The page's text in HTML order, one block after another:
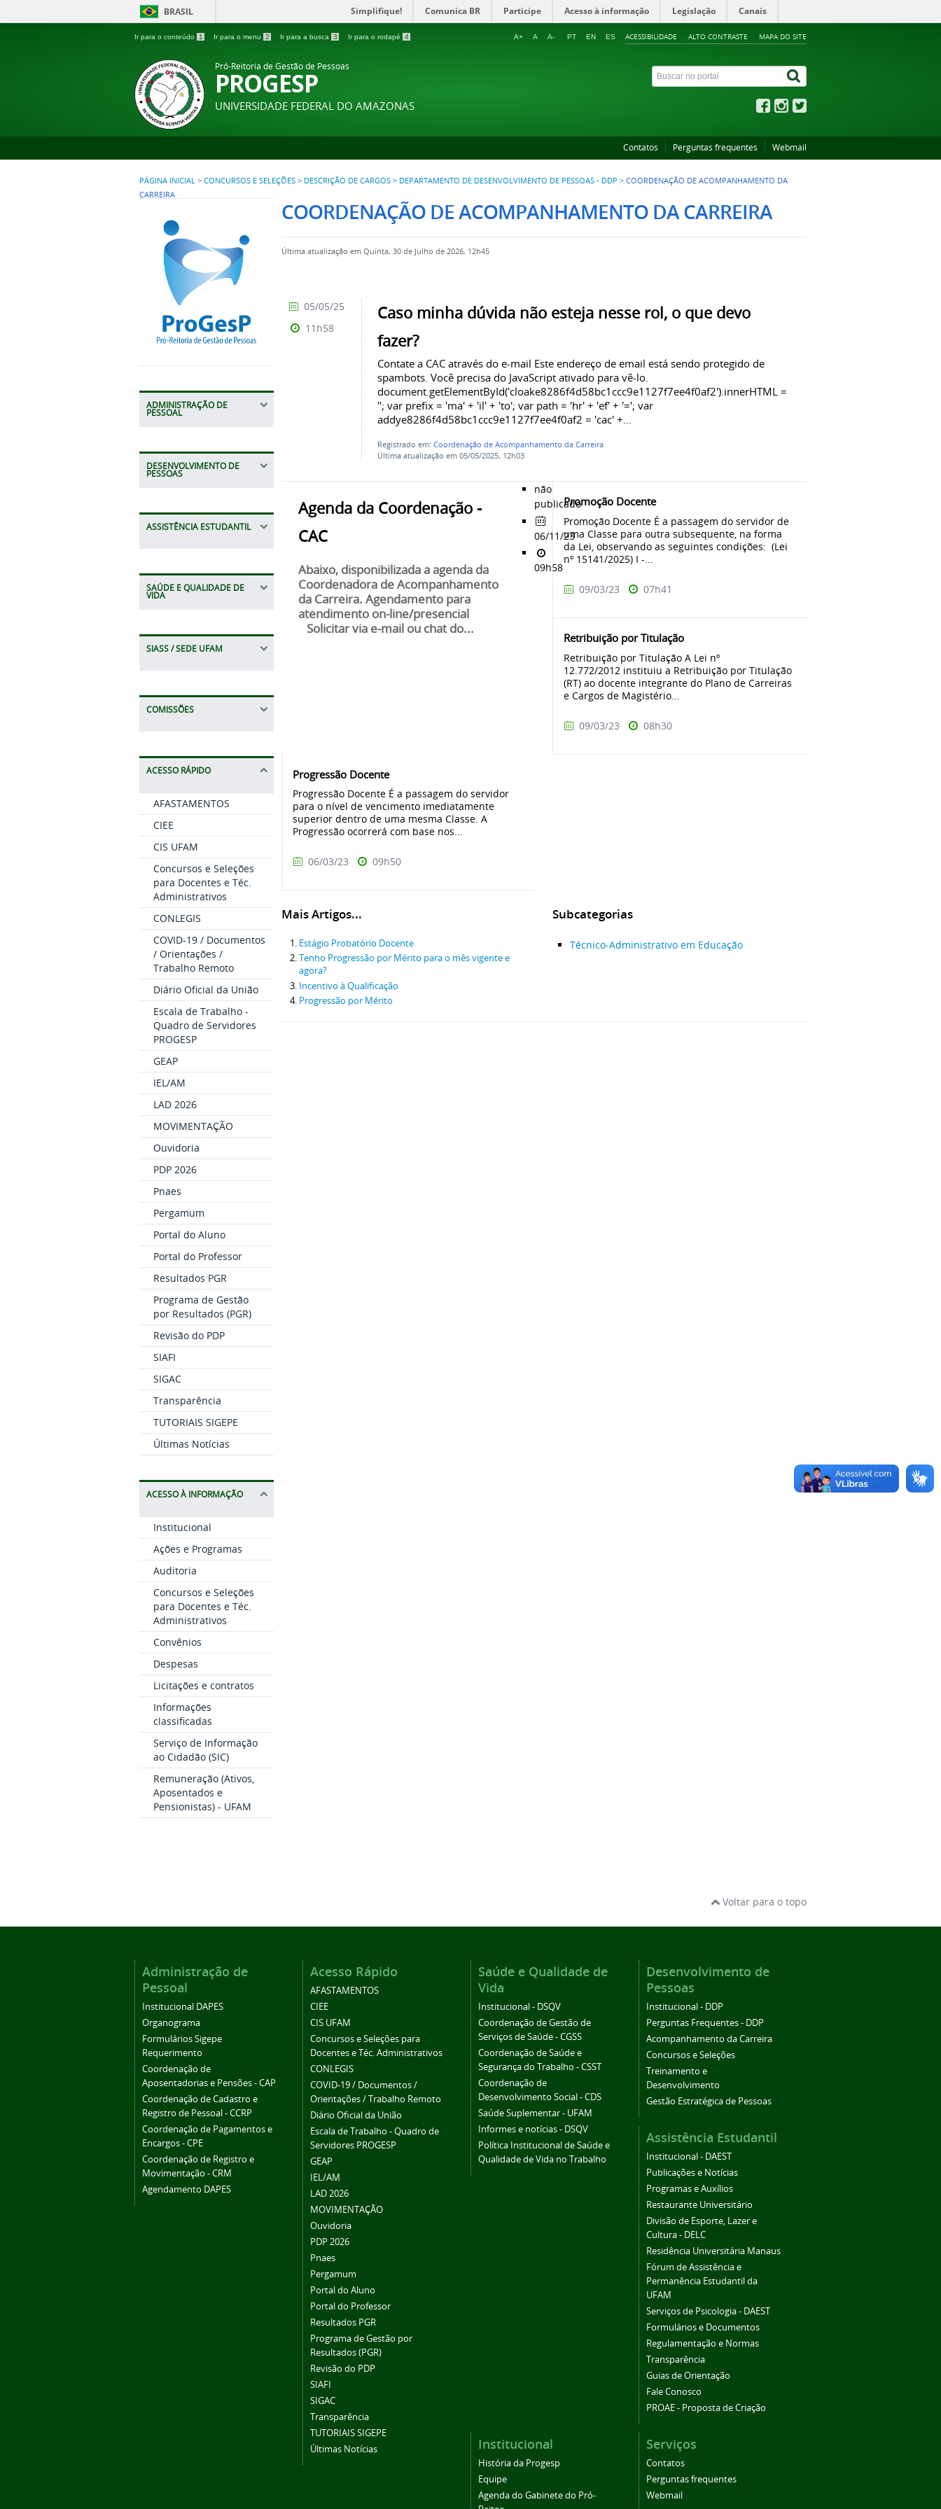
BRASIL Simplifique! Comunica BR Participe Acesso à informação Legislação Canais
Ir para o conteúdo 1 Ir para o menu 2 Ir para a busca 3 Ir para o rodapé 4 ACESSIBILIDADE ALTO CONTRASTE MAPA DO SITE
A+ A A- PT EN ES
Pró-Reitoria de Gestão de Pessoas
PROGESP
UNIVERSIDADE FEDERAL DO AMAZONAS
Contatos Perguntas frequentes Webmail
PÁGINA INICIAL > CONCURSOS E SELEÇÕES > DESCRIÇÃO DE CARGOS > DEPARTAMENTO DE DESENVOLVIMENTO DE PESSOAS - DDP > COORDENAÇÃO DE ACOMPANHAMENTO DA
CARREIRA
ADMINISTRAÇÃO DE
PESSOAL
DESENVOLVIMENTO DE
PESSOAS
ASSISTÊNCIA ESTUDANTIL
SAÚDE E QUALIDADE DE
VIDA
SIASS / SEDE UFAM
COMISSÕES
ACESSO RÁPIDO
AFASTAMENTOS
CIEE
CIS UFAM
Concursos e Seleções
para Docentes e Téc.
Administrativos
CONLEGIS
COVID-19 / Documentos
/ Orientações /
Trabalho Remoto
Diário Oficial da União
Escala de Trabalho -
Quadro de Servidores
PROGESP
GEAP
IEL/AM
LAD 2026
MOVIMENTAÇÃO
Ouvidoria
PDP 2026
Pnaes
Pergamum
Portal do Aluno
Portal do Professor
Resultados PGR
Programa de Gestão
por Resultados (PGR)
Revisão do PDP
SIAFI
SIGAC
Transparência
TUTORIAIS SIGEPE
Últimas Notícias
ACESSO À INFORMAÇÃO
Institucional
Ações e Programas
Auditoria
Concursos e Seleções
para Docentes e Téc.
Administrativos
Convênios
Despesas
Licitações e contratos
Informações
classificadas
Serviço de Informação
ao Cidadão (SIC)
Remuneração (Ativos,
Aposentados e
Pensionistas) - UFAM
COORDENAÇÃO DE ACOMPANHAMENTO DA CARREIRA
Última atualização em Quinta, 30 de Julho de 2026, 12h45
Caso minha dúvida não esteja nesse rol, o que devo
fazer?
Contate a CAC através do e-mail Este endereço de email está sendo protegido de
spambots. Você precisa do JavaScript ativado para vê-lo.
document.getElementById('cloake8286f4d58bc1ccc9e1127f7ee4f0af2').innerHTML =
''; var prefix = 'ma' + 'il' + 'to'; var path = 'hr' + 'ef' + '='; var
addye8286f4d58bc1ccc9e1127f7ee4f0af2 = 'cac' +...
Registrado em:Coordenação de Acompanhamento da Carreira
Última atualização em 05/05/2025, 12h03
05/05/25
11h58
Agenda da Coordenação -
CAC
Abaixo, disponibilizada a agenda da
Coordenadora de Acompanhamento
da Carreira. Agendamento para
atendimento on-line/presencial
Solicitar via e-mail ou chat do...
não
publicado
06/11/23
09h58
Promoção Docente
Promoção Docente É a passagem do servidor de
uma Classe para outra subsequente, na forma
da Lei, observando as seguintes condições: (Lei
nº 15141/2025) I -...
09/03/23 07h41
Retribuição por Titulação
Retribuição por Titulação A Lei nº
12.772/2012 instituiu a Retribuição por Titulação
(RT) ao docente integrante do Plano de Carreiras
e Cargos de Magistério...
09/03/23 08h30
Progressão Docente
Progressão Docente É a passagem do servidor
para o nível de vencimento imediatamente
superior dentro de uma mesma Classe. A
Progressão ocorrerá com base nos...
06/03/23 09h50
Mais Artigos...
Estágio Probatório Docente
Tenho Progressão por Mérito para o mês vigente e
agora?
Incentivo à Qualificação
Progressão por Mérito
Subcategorias
Técnico-Administrativo em Educação
Voltar para o topo
Administração de
Pessoal
Institucional DAPES
Organograma
Formulários Sigepe
Requerimento
Coordenação de
Aposentadorias e Pensões - CAP
Coordenação de Cadastro e
Registro de Pessoal - CCRP
Coordenação de Pagamentos e
Encargos - CPE
Coordenação de Registro e
Movimentação - CRM
Agendamento DAPES
Acesso Rápido
AFASTAMENTOS
CIEE
CIS UFAM
Concursos e Seleções para
Docentes e Téc. Administrativos
CONLEGIS
COVID-19 / Documentos /
Orientações / Trabalho Remoto
Diário Oficial da União
Escala de Trabalho - Quadro de
Servidores PROGESP
GEAP
IEL/AM
LAD 2026
MOVIMENTAÇÃO
Ouvidoria
PDP 2026
Pnaes
Pergamum
Portal do Aluno
Portal do Professor
Resultados PGR
Programa de Gestão por
Resultados (PGR)
Revisão do PDP
SIAFI
SIGAC
Transparência
TUTORIAIS SIGEPE
Últimas Notícias
Saúde e Qualidade de
Vida
Institucional - DSQV
Coordenação de Gestão de
Serviços de Saúde - CGSS
Coordenação de Saúde e
Segurança do Trabalho - CSST
Coordenação de
Desenvolvimento Social - CDS
Saúde Suplementar - UFAM
Informes e notícias - DSQV
Política Institucional de Saúde e
Qualidade de Vida no Trabalho
Desenvolvimento de
Pessoas
Institucional - DDP
Perguntas Frequentes - DDP
Acompanhamento da Carreira
Concursos e Seleções
Treinamento e
Desenvolvimento
Gestão Estratégica de Pessoas
Assistência Estudantil
Institucional - DAEST
Publicações e Notícias
Programas e Auxílios
Restaurante Universitário
Divisão de Esporte, Lazer e
Cultura - DELC
Residência Universitária Manaus
Fórum de Assistência e
Permanência Estudantil da
UFAM
Serviços de Psicologia - DAEST
Formulários e Documentos
Regulamentação e Normas
Transparência
Guias de Orientação
Fale Conosco
PROAE - Proposta de Criação
Institucional
História da Progesp
Equipe
Agenda do Gabinete do Pró-
Serviços
Contatos
Perguntas frequentes
Webmail